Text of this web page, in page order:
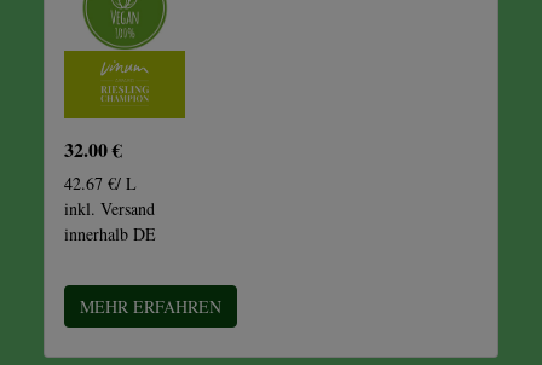
32.00 €
42.67 €/ L
inkl. Versand
innerhalb DE
MEHR ERFAHREN